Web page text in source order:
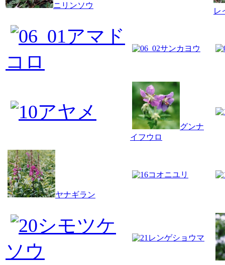
ニリンソウ
レ
アマド
コロ
サンカヨウ
アヤメ
グンナ
イフウロ
ヤナギラン
コオニユリ
シモツケ
ソウ
レンゲショウマ